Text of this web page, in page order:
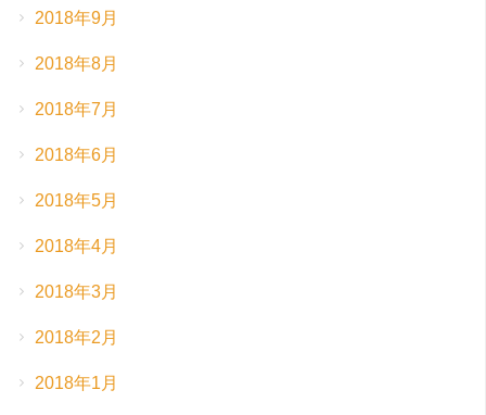
2018年9月
2018年8月
2018年7月
2018年6月
2018年5月
2018年4月
2018年3月
2018年2月
2018年1月